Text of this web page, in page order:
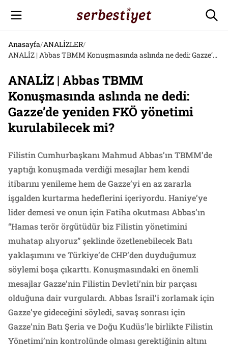
Anasayfa/ANALİZLER/
ANALİZ | Abbas TBMM Konuşmasında aslında ne dedi: Gazze’de yeniden FKÖ yönetimi kurulabilecek mi?
ANALİZ | Abbas TBMM
Konuşmasında aslında ne dedi:
Gazze’de yeniden FKÖ yönetimi
kurulabilecek mi?
Filistin Cumhurbaşkanı Mahmud Abbas’ın TBMM’de
yaptığı konuşmada verdiği mesajlar hem kendi
itibarını yenileme hem de Gazze’yi en az zararla
işgalden kurtarma hedeflerini içeriyordu. Haniye’ye
lider demesi ve onun için Fatiha okutması Abbas’ın
“Hamas terör örgütüdür biz Filistin yönetimini
muhatap alıyoruz” şeklinde özetlenebilecek Batı
yaklaşımını ve Türkiye’de CHP’den duyduğumuz
söylemi boşa çıkarttı. Konuşmasındaki en önemli
mesajlar Gazze’nin Filistin Devleti’nin bir parçası
olduğuna dair vurgulardı. Abbas İsrail’i zorlamak için
Gazze’ye gideceğini söyledi, savaş sonrası için
Gazze’nin Batı Şeria ve Doğu Kudüs’le birlikte Filistin
Yönetimi’nin kontrolünde olması gerektiğinin altını